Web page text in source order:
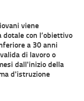
viene
con l’obiettivo
a 30 anni
di lavoro o
dall'inizio della
d'istruzione